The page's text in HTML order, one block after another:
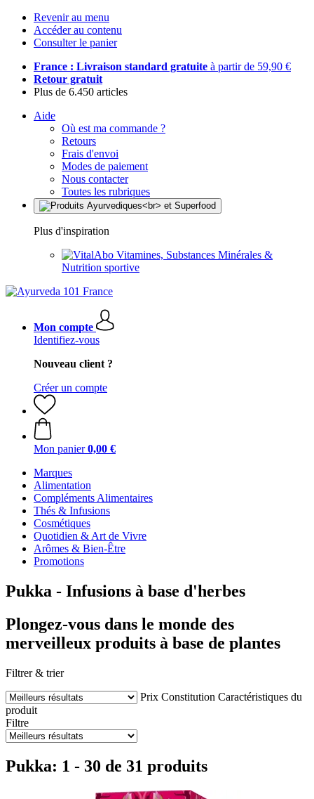
Revenir au menu
Accéder au contenu
Consulter le panier
France : Livraison standard gratuite à partir de 59,90 €
Retour gratuit
Plus de 6.450 articles
Aide
Où est ma commande ?
Retours
Frais d'envoi
Modes de paiement
Nous contacter
Toutes les rubriques
Plus d'inspiration
Vitamines, Substances Minérales &
Nutrition sportive
Mon compte
Identifiez-vous
Nouveau client ?
Créer un compte
Mon panier 0,00 €
Marques
Alimentation
Compléments Alimentaires
Thés & Infusions
Cosmétiques
Quotidien & Art de Vivre
Arômes & Bien-Être
Promotions
Pukka - Infusions à base d'herbes
Plongez-vous dans le monde des
merveilleux produits à base de plantes
Filtrer & trier
Prix Constitution Caractéristiques du
produit
Filtre
Pukka: 1 - 30 de 31 produits